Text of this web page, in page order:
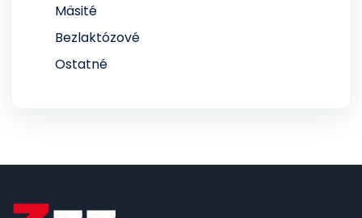
Mäsité
Bezlaktózové
Ostatné